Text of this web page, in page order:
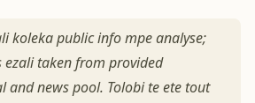
koleka public info mpe analyse;
ezali taken from provided
and news pool. Tolobi te ete tout